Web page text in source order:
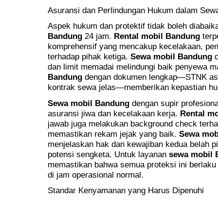
Asuransi dan Perlindungan Hukum dalam
Aspek hukum dan protektif tidak boleh
Bandung 24 jam. Rental mobil Bandung
komprehensif yang mencakup kecelakaan,
terhadap pihak ketiga. Sewa mobil Bandung
dan limit memadai melindungi baik penyewa
Bandung dengan dokumen lengkap—STNK
kontrak sewa jelas—memberikan kepastian
Sewa mobil Bandung dengan supir
asuransi jiwa dan kecelakaan kerja. Rental
jawab juga melakukan background check
memastikan rekam jejak yang baik. Sewa
menjelaskan hak dan kewajiban kedua belah
potensi sengketa. Untuk layanan sewa mobil
memastikan bahwa semua proteksi ini
di jam operasional normal.
Standar Kenyamanan yang Harus Dipenuhi